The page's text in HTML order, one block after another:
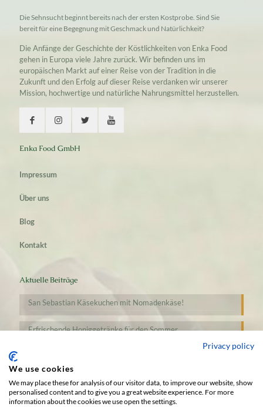
Die Sehnsucht beginnt bereits nach der ersten Kostprobe. Sind Sie
bereit für eine Begegnung mit Geschmack und Natürlichkeit?
Die Anfänge der Geschichte der Köstlichkeiten von Enka Food
gehen in Europa viele Jahre zurück. Wir befinden uns im
europäischen Markt auf einer Reise von der Tradition in die
Zukunft und den Erfolg auf dieser Reise verdanken wir unserer
Mission, hochwertige und natürliche Nahrungsmittel herzustellen.
Enka Food GmbH
Impressum
Über uns
Blog
Kontakt
Aktuelle Beiträge
San Sebastian Käsekuchen mit Nomadenkäse!
Erfrischende Honiggetränke für den Sommer
Privacy policy
We use cookies
We may place these for analysis of our visitor data, to improve our website, show
personalised content and to give you a great website experience. For more
information about the cookies we use open the settings.